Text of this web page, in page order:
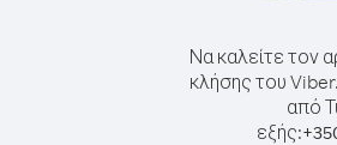
Να καλείτε τον
κλήσης του Viber.
από
εξής:+